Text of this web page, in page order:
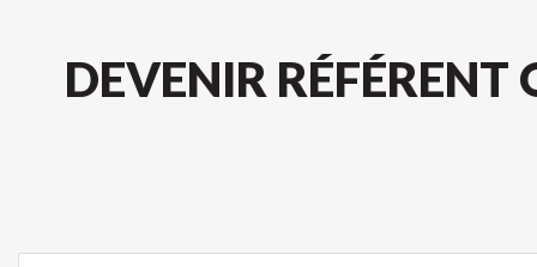
DEVENIR